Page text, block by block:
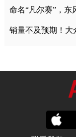
命名“凡尔赛”，东
销量不及预期！大